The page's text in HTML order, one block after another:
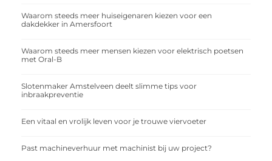
Waarom steeds meer huiseigenaren kiezen voor een
dakdekker in Amersfoort
Waarom steeds meer mensen kiezen voor elektrisch poetsen
met Oral-B
Slotenmaker Amstelveen deelt slimme tips voor
inbraakpreventie
Een vitaal en vrolijk leven voor je trouwe viervoeter
Past machineverhuur met machinist bij uw project?